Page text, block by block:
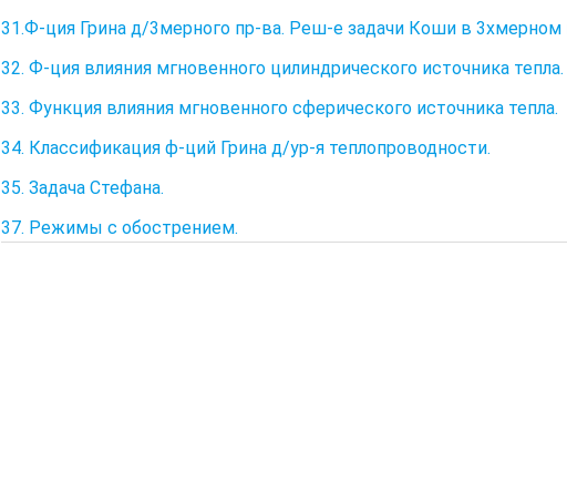
31.Ф-ция Грина д/3мерного пр-ва. Реш-е задачи Коши в 3хмерном
32. Ф-ция влияния мгновенного цилиндрического источника тепла.
33. Функция влияния мгновенного сферического источника тепла.
34. Классификация ф-ций Грина д/ур-я теплопроводности.
35. Задача Стефана.
37. Режимы с обострением.